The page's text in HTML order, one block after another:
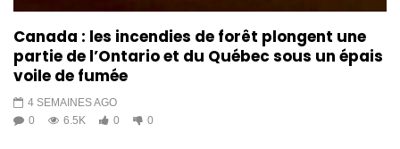
Canada : les incendies de forêt plongent une
partie de l’Ontario et du Québec sous un épais
voile de fumée
4 SEMAINES AGO
0
6.5K 0 0